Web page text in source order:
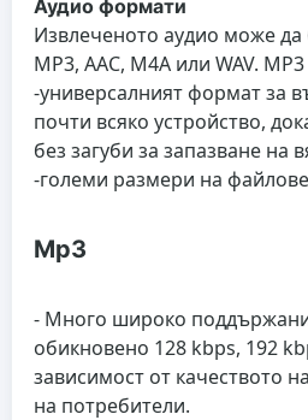
Аудио формати
Извлеченото аудио може да
MP3, AAC, M4A или WAV.
-универсалният формат за
почти всяко устройство,
без загуби за запазване на
-големи размери на
Mp3
- Много широко
обикновено 128 kbps, 192
зависимост от качеството
на потребители.